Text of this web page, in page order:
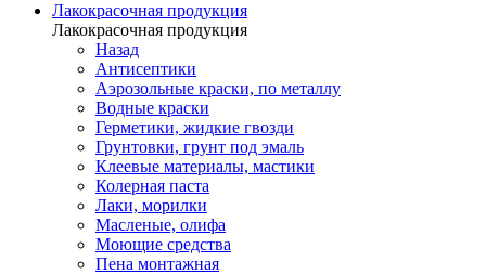
Лакокрасочная продукция
Лакокрасочная продукция
Назад
Антисептики
Аэрозольные краски, по металлу
Водные краски
Герметики, жидкие гвозди
Грунтовки, грунт под эмаль
Клеевые материалы, мастики
Колерная паста
Лаки, морилки
Масленые, олифа
Моющие средства
Пена монтажная